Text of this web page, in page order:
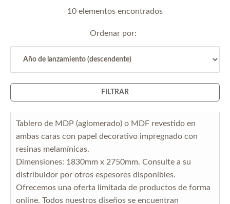
10 elementos encontrados
Ordenar por:
FILTRAR
Tablero de MDP (aglomerado) o MDF revestido en
ambas caras con papel decorativo impregnado con
resinas melamínicas.
Dimensiones: 1830mm x 2750mm. Consulte a su
distribuidor por otros espesores disponibles.
Ofrecemos una oferta limitada de productos de forma
online. Todos nuestros diseños se encuentran